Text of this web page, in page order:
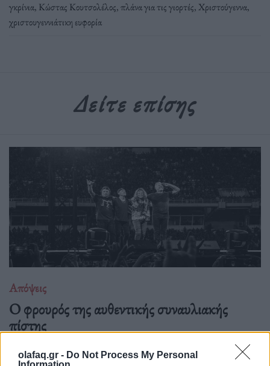
olafaq.gr - Do Not Process My Personal
γκρίνια, Κώστας Κουτσολέλος,πλάνα για τις γιορτές,Χριστούγεννα,
χριστουγεννιάτικη ευφορία
Δείτε επίσης
Απόψεις
O φρουρός της αυθεντικής συναυλιακής
πίστης